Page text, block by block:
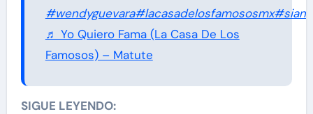
#wendyguevara#lacasadelosfamososmx
♬ Yo Quiero Fama (La Casa De Los
Famosos) – Matute
SIGUE LEYENDO: